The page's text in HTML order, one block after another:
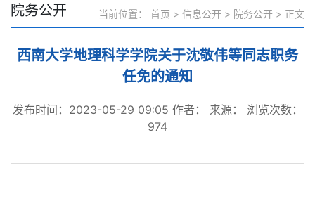
院务公开 当前位置： 首页 > 信息公开 > 院务公开 > 正文
西南大学地理科学学院关于沈敬伟等同志职务
任免的通知
发布时间：2023-05-29 09:05 作者： 来源：
浏览次数：
974